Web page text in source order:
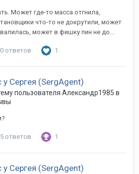
Может где-то масса отгнила,
что-то не докрутили, может
может в фишку пин не до...
ответов 1
Сергея (SergAgent)
пользователя Александр1985 в
ответов 1
Сергея (SergAgent)